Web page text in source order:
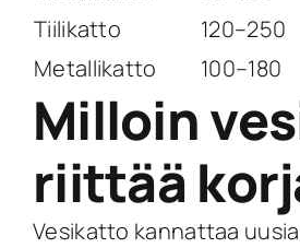
Tiilikatto
120–250
Metallikatto
100–180
Milloin
riittää
Vesikatto kannattaa